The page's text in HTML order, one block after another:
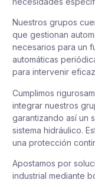
Nuestros grupos
que gestionan
necesarios para un
automáticas
para intervenir
Cumplimos
integrar nuestros
garantizando así un
sistema hidráulico.
una protección
Apostamos por
industrial mediante